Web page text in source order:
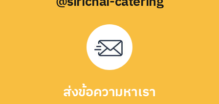
ส่งข้อความหาเรา